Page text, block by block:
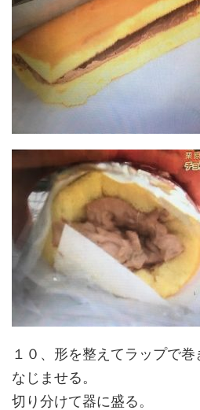
１０、形を整えてラップで
なじませる。
切り分けて器に盛る。